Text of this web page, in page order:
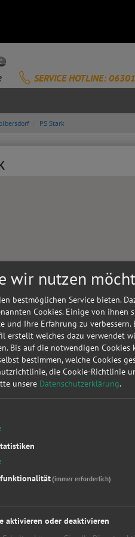
SERVICE HOTLINE:
PS Stark
Top
Audi
wir nutzen
bestmöglichen Service bieten.
Cookies. Einige von ihnen
und Ihre Erfahrung zu
erstellt welches dazu verwendet
Bis auf die notwendigen
bestimmen, welche Cookies
die Cookie-Richtlinie
unsere Datenschutzerklärung.
funktionalität(immer erforderlich)
aktivieren oder deaktivieren